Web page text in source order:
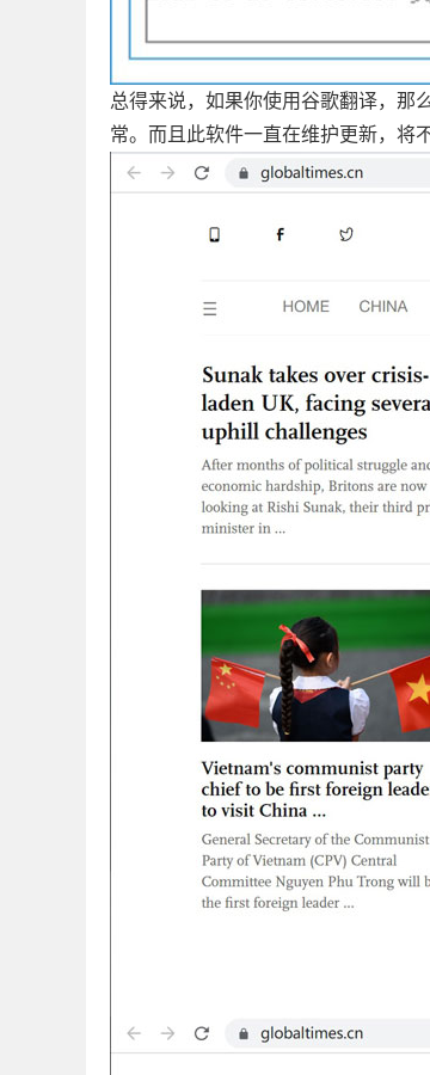
总得来说，如果你使用谷歌翻译，那
常。而且此软件一直在维护更新，将